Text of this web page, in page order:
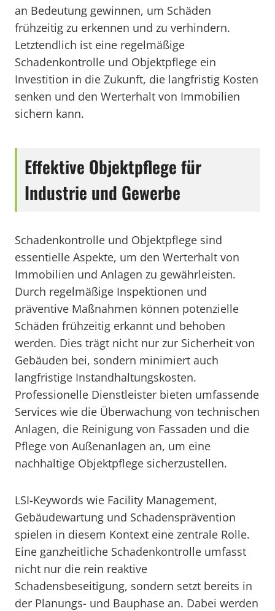
an Bedeutung gewinnen, um Schäden
frühzeitig zu erkennen und zu verhindern.
Letztendlich ist eine regelmäßige
Schadenkontrolle und Objektpflege ein
Investition in die Zukunft, die langfristig Kosten
senken und den Werterhalt von Immobilien
sichern kann.
Effektive Objektpflege für
Industrie und Gewerbe
Schadenkontrolle und Objektpflege sind
essentielle Aspekte, um den Werterhalt von
Immobilien und Anlagen zu gewährleisten.
Durch regelmäßige Inspektionen und
präventive Maßnahmen können potenzielle
Schäden frühzeitig erkannt und behoben
werden. Dies trägt nicht nur zur Sicherheit von
Gebäuden bei, sondern minimiert auch
langfristige Instandhaltungskosten.
Professionelle Dienstleister bieten umfassende
Services wie die Überwachung von technischen
Anlagen, die Reinigung von Fassaden und die
Pflege von Außenanlagen an, um eine
nachhaltige Objektpflege sicherzustellen.
LSI-Keywords wie Facility Management,
Gebäudewartung und Schadensprävention
spielen in diesem Kontext eine zentrale Rolle.
Eine ganzheitliche Schadenkontrolle umfasst
nicht nur die rein reaktive
Schadensbeseitigung, sondern setzt bereits in
der Planungs- und Bauphase an. Dabei werden